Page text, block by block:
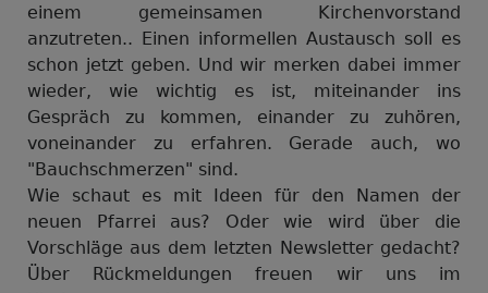
einem gemeinsamen Kirchenvorstand
anzutreten.. Einen informellen Austausch soll es
schon jetzt geben. Und wir merken dabei immer
wieder, wie wichtig es ist, miteinander ins
Gespräch zu kommen, einander zu zuhören,
voneinander zu erfahren. Gerade auch, wo
"Bauchschmerzen" sind.
Wie schaut es mit Ideen für den Namen der
neuen Pfarrei aus? Oder wie wird über die
Vorschläge aus dem letzten Newsletter gedacht?
Über Rückmeldungen freuen wir uns im